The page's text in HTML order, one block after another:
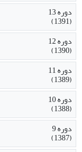
دوره 13
(1391)
دوره 12
(1390)
دوره 11
(1389)
دوره 10
(1388)
دوره 9
(1387)